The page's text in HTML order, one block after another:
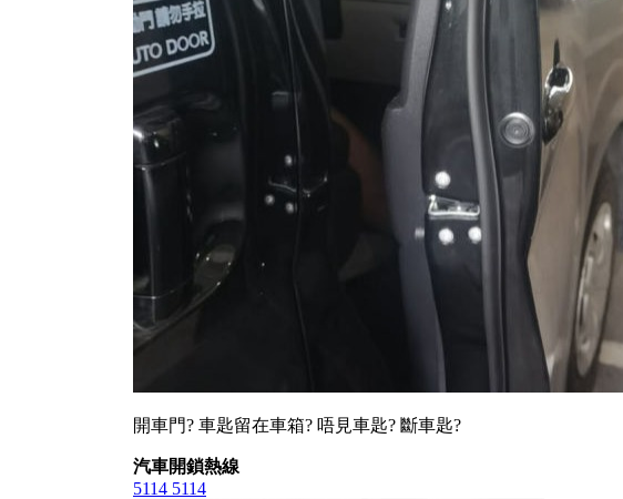
開車門? 車匙留在車箱? 唔見車匙? 斷車匙?
汽車開鎖熱線
5114 5114